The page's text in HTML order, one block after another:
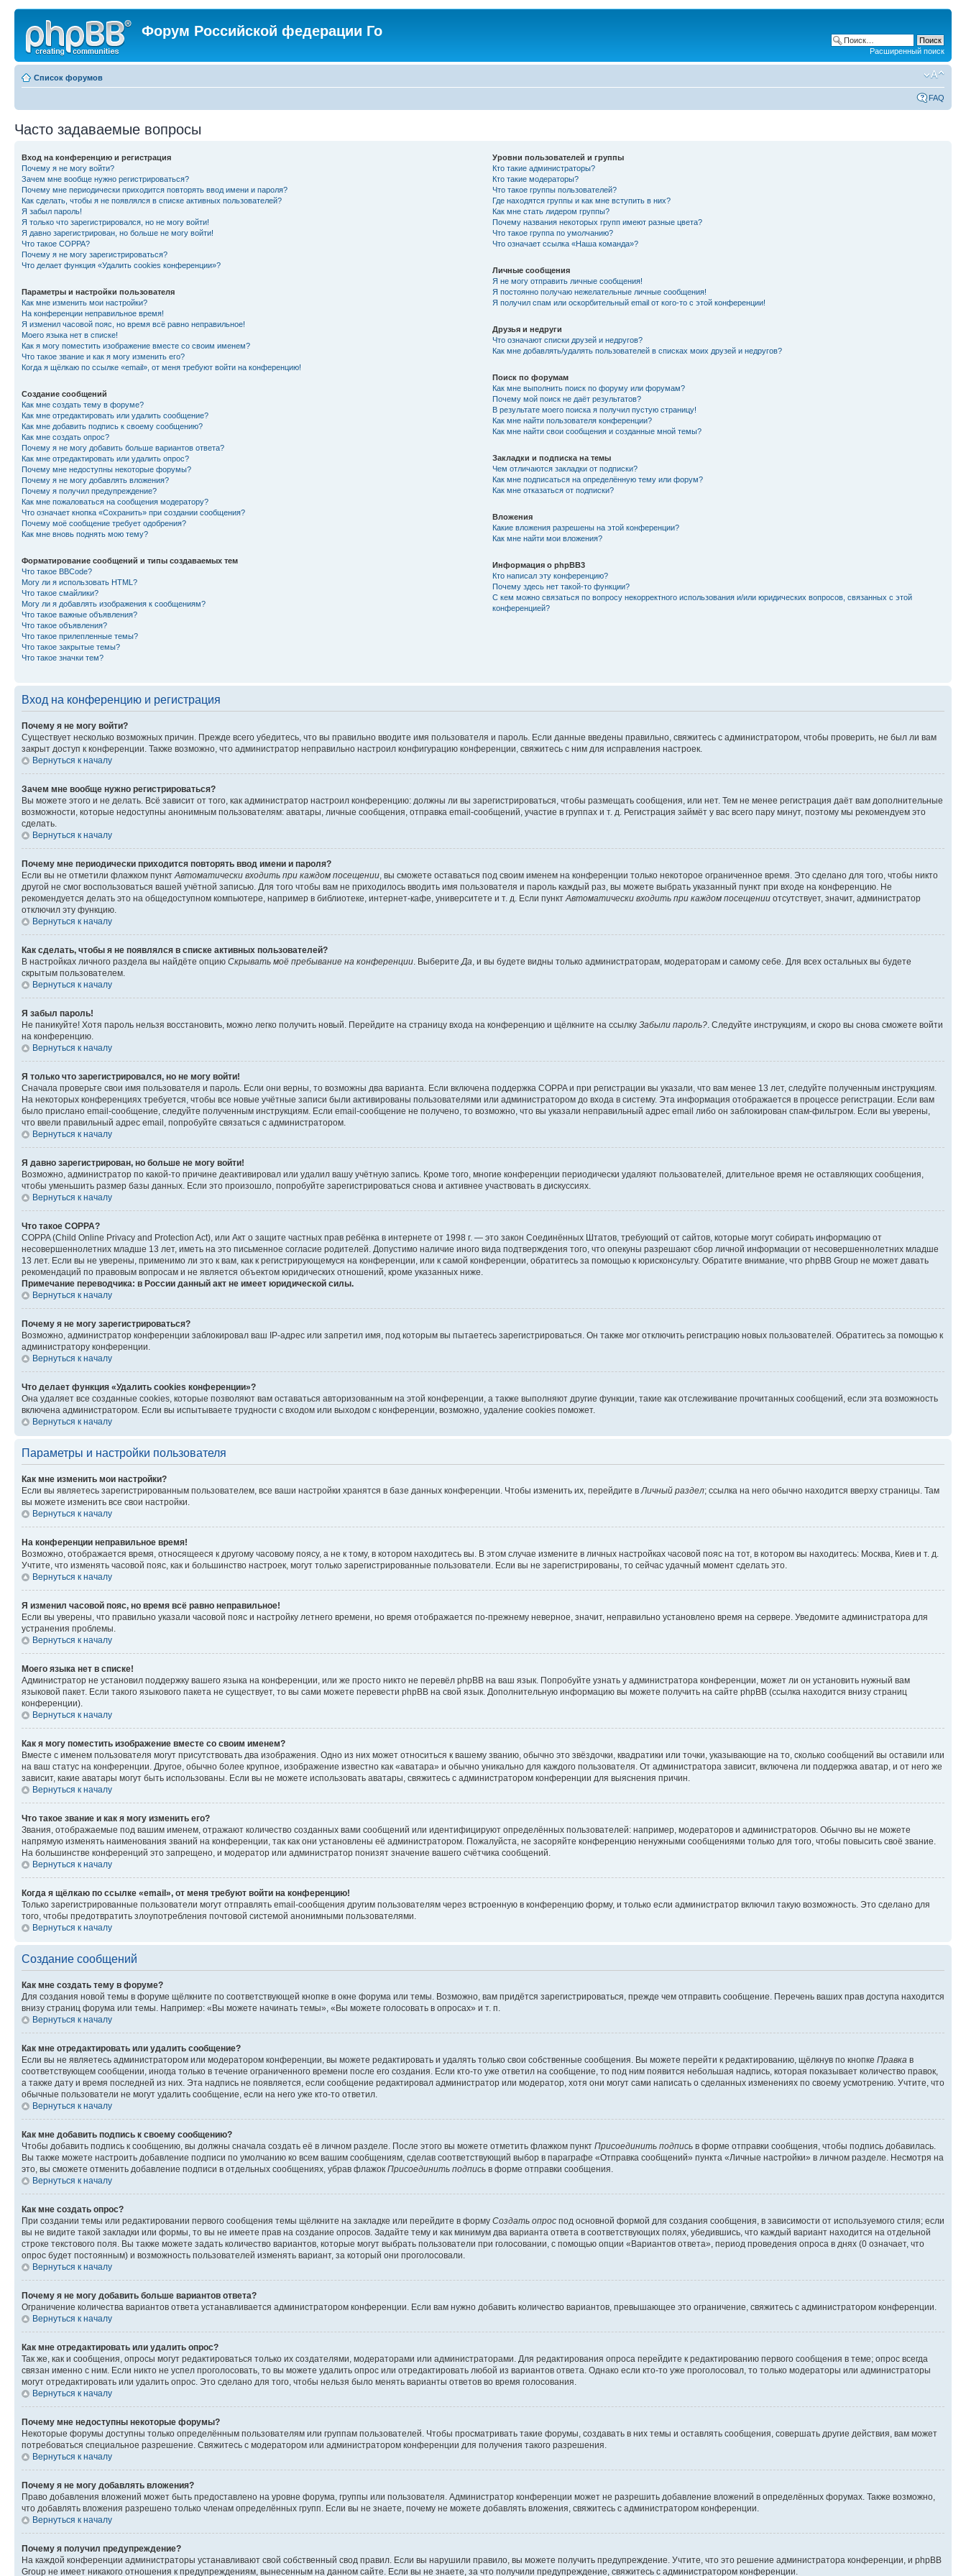
Форум Российской федерации Го
Расширенный поиск
Список форумов
FAQ
Часто задаваемые вопросы
Вход на конференцию и регистрация
Почему я не могу войти?
Зачем мне вообще нужно регистрироваться?
Почему мне периодически приходится повторять ввод имени и пароля?
Как сделать, чтобы я не появлялся в списке активных пользователей?
Я забыл пароль!
Я только что зарегистрировался, но не могу войти!
Я давно зарегистрирован, но больше не могу войти!
Что такое COPPA?
Почему я не могу зарегистрироваться?
Что делает функция «Удалить cookies конференции»?
Параметры и настройки пользователя
Как мне изменить мои настройки?
На конференции неправильное время!
Я изменил часовой пояс, но время всё равно неправильное!
Моего языка нет в списке!
Как я могу поместить изображение вместе со своим именем?
Что такое звание и как я могу изменить его?
Когда я щёлкаю по ссылке «email», от меня требуют войти на конференцию!
Создание сообщений
Как мне создать тему в форуме?
Как мне отредактировать или удалить сообщение?
Как мне добавить подпись к своему сообщению?
Как мне создать опрос?
Почему я не могу добавить больше вариантов ответа?
Как мне отредактировать или удалить опрос?
Почему мне недоступны некоторые форумы?
Почему я не могу добавлять вложения?
Почему я получил предупреждение?
Как мне пожаловаться на сообщения модератору?
Что означает кнопка «Сохранить» при создании сообщения?
Почему моё сообщение требует одобрения?
Как мне вновь поднять мою тему?
Форматирование сообщений и типы создаваемых тем
Что такое BBCode?
Могу ли я использовать HTML?
Что такое смайлики?
Могу ли я добавлять изображения к сообщениям?
Что такое важные объявления?
Что такое объявления?
Что такое прилепленные темы?
Что такое закрытые темы?
Что такое значки тем?
Уровни пользователей и группы
Кто такие администраторы?
Кто такие модераторы?
Что такое группы пользователей?
Где находятся группы и как мне вступить в них?
Как мне стать лидером группы?
Почему названия некоторых групп имеют разные цвета?
Что такое группа по умолчанию?
Что означает ссылка «Наша команда»?
Личные сообщения
Я не могу отправить личные сообщения!
Я постоянно получаю нежелательные личные сообщения!
Я получил спам или оскорбительный email от кого-то с этой конференции!
Друзья и недруги
Что означают списки друзей и недругов?
Как мне добавлять/удалять пользователей в списках моих друзей и недругов?
Поиск по форумам
Как мне выполнить поиск по форуму или форумам?
Почему мой поиск не даёт результатов?
В результате моего поиска я получил пустую страницу!
Как мне найти пользователя конференции?
Как мне найти свои сообщения и созданные мной темы?
Закладки и подписка на темы
Чем отличаются закладки от подписки?
Как мне подписаться на определённую тему или форум?
Как мне отказаться от подписки?
Вложения
Какие вложения разрешены на этой конференции?
Как мне найти мои вложения?
Информация о phpBB3
Кто написал эту конференцию?
Почему здесь нет такой-то функции?
С кем можно связаться по вопросу некорректного использования и/или юридических вопросов, связанных с этой
конференцией?
Вход на конференцию и регистрация
Почему я не могу войти?
Существует несколько возможных причин. Прежде всего убедитесь, что вы правильно вводите имя пользователя и пароль. Если данные введены правильно, свяжитесь с администратором, чтобы проверить, не был ли вам
закрыт доступ к конференции. Также возможно, что администратор неправильно настроил конфигурацию конференции, свяжитесь с ним для исправления настроек.
Вернуться к началу
Зачем мне вообще нужно регистрироваться?
Вы можете этого и не делать. Всё зависит от того, как администратор настроил конференцию: должны ли вы зарегистрироваться, чтобы размещать сообщения, или нет. Тем не менее регистрация даёт вам дополнительные
возможности, которые недоступны анонимным пользователям: аватары, личные сообщения, отправка email-сообщений, участие в группах и т. д. Регистрация займёт у вас всего пару минут, поэтому мы рекомендуем это
сделать.
Вернуться к началу
Почему мне периодически приходится повторять ввод имени и пароля?
Если вы не отметили флажком пунктАвтоматически входить при каждом посещении, вы сможете оставаться под своим именем на конференции только некоторое ограниченное время. Это сделано для того, чтобы никто
другой не смог воспользоваться вашей учётной записью. Для того чтобы вам не приходилось вводить имя пользователя и пароль каждый раз, вы можете выбрать указанный пункт при входе на конференцию. Не
рекомендуется делать это на общедоступном компьютере, например в библиотеке, интернет-кафе, университете и т. д. Если пунктАвтоматически входить при каждом посещении отсутствует, значит, администратор
отключил эту функцию.
Вернуться к началу
Как сделать, чтобы я не появлялся в списке активных пользователей?
В настройках личного раздела вы найдёте опцию Скрывать моё пребывание на конференции. ВыберитеДа, и вы будете видны только администраторам, модераторам и самому себе. Для всех остальных вы будете
скрытым пользователем.
Вернуться к началу
Я забыл пароль!
Не паникуйте! Хотя пароль нельзя восстановить, можно легко получить новый. Перейдите на страницу входа на конференцию и щёлкните на ссылку Забыли пароль?. Следуйте инструкциям, и скоро вы снова сможете войти
на конференцию.
Вернуться к началу
Я только что зарегистрировался, но не могу войти!
Сначала проверьте свои имя пользователя и пароль. Если они верны, то возможны два варианта. Если включена поддержка COPPA и при регистрации вы указали, что вам менее 13 лет, следуйте полученным инструкциям.
На некоторых конференциях требуется, чтобы все новые учётные записи были активированы пользователями или администратором до входа в систему. Эта информация отображается в процессе регистрации. Если вам
было прислано email-сообщение, следуйте полученным инструкциям. Если email-сообщение не получено, то возможно, что вы указали неправильный адрес email либо он заблокирован спам-фильтром. Если вы уверены,
что ввели правильный адрес email, попробуйте связаться с администратором.
Вернуться к началу
Я давно зарегистрирован, но больше не могу войти!
Возможно, администратор по какой-то причине деактивировал или удалил вашу учётную запись. Кроме того, многие конференции периодически удаляют пользователей, длительное время не оставляющих сообщения,
чтобы уменьшить размер базы данных. Если это произошло, попробуйте зарегистрироваться снова и активнее участвовать в дискуссиях.
Вернуться к началу
Что такое COPPA?
COPPA (Child Online Privacy and Protection Act), или Акт о защите частных прав ребёнка в интернете от 1998 г. — это закон Соединённых Штатов, требующий от сайтов, которые могут собирать информацию от
несовершеннолетних младше 13 лет, иметь на это письменное согласие родителей. Допустимо наличие иного вида подтверждения того, что опекуны разрешают сбор личной информации от несовершеннолетних младше
13 лет. Если вы не уверены, применимо ли это к вам, как к регистрирующемуся на конференции, или к самой конференции, обратитесь за помощью к юрисконсульту. Обратите внимание, что phpBB Group не может давать
рекомендаций по правовым вопросам и не является объектом юридических отношений, кроме указанных ниже.
Примечание переводчика: в России данный акт не имеет юридической силы.
Вернуться к началу
Почему я не могу зарегистрироваться?
Возможно, администратор конференции заблокировал ваш IP-адрес или запретил имя, под которым вы пытаетесь зарегистрироваться. Он также мог отключить регистрацию новых пользователей. Обратитесь за помощью к
администратору конференции.
Вернуться к началу
Что делает функция «Удалить cookies конференции»?
Она удаляет все созданные cookies, которые позволяют вам оставаться авторизованным на этой конференции, а также выполняют другие функции, такие как отслеживание прочитанных сообщений, если эта возможность
включена администратором. Если вы испытываете трудности с входом или выходом с конференции, возможно, удаление cookies поможет.
Вернуться к началу
Параметры и настройки пользователя
Как мне изменить мои настройки?
Если вы являетесь зарегистрированным пользователем, все ваши настройки хранятся в базе данных конференции. Чтобы изменить их, перейдите вЛичный раздел; ссылка на него обычно находится вверху страницы. Там
вы можете изменить все свои настройки.
Вернуться к началу
На конференции неправильное время!
Возможно, отображается время, относящееся к другому часовому поясу, а не к тому, в котором находитесь вы. В этом случае измените в личных настройках часовой пояс на тот, в котором вы находитесь: Москва, Киев и т. д.
Учтите, что изменять часовой пояс, как и большинство настроек, могут только зарегистрированные пользователи. Если вы не зарегистрированы, то сейчас удачный момент сделать это.
Вернуться к началу
Я изменил часовой пояс, но время всё равно неправильное!
Если вы уверены, что правильно указали часовой пояс и настройку летнего времени, но время отображается по-прежнему неверное, значит, неправильно установлено время на сервере. Уведомите администратора для
устранения проблемы.
Вернуться к началу
Моего языка нет в списке!
Администратор не установил поддержку вашего языка на конференции, или же просто никто не перевёл phpBB на ваш язык. Попробуйте узнать у администратора конференции, может ли он установить нужный вам
языковой пакет. Если такого языкового пакета не существует, то вы сами можете перевести phpBB на свой язык. Дополнительную информацию вы можете получить на сайте phpBB (ссылка находится внизу страниц
конференции).
Вернуться к началу
Как я могу поместить изображение вместе со своим именем?
Вместе с именем пользователя могут присутствовать два изображения. Одно из них может относиться к вашему званию, обычно это звёздочки, квадратики или точки, указывающие на то, сколько сообщений вы оставили или
на ваш статус на конференции. Другое, обычно более крупное, изображение известно как «аватара» и обычно уникально для каждого пользователя. От администратора зависит, включена ли поддержка аватар, и от него же
зависит, какие аватары могут быть использованы. Если вы не можете использовать аватары, свяжитесь с администратором конференции для выяснения причин.
Вернуться к началу
Что такое звание и как я могу изменить его?
Звания, отображаемые под вашим именем, отражают количество созданных вами сообщений или идентифицируют определённых пользователей: например, модераторов и администраторов. Обычно вы не можете
напрямую изменять наименования званий на конференции, так как они установлены её администратором. Пожалуйста, не засоряйте конференцию ненужными сообщениями только для того, чтобы повысить своё звание.
На большинстве конференций это запрещено, и модератор или администратор понизят значение вашего счётчика сообщений.
Вернуться к началу
Когда я щёлкаю по ссылке «email», от меня требуют войти на конференцию!
Только зарегистрированные пользователи могут отправлять email-сообщения другим пользователям через встроенную в конференцию форму, и только если администратор включил такую возможность. Это сделано для
того, чтобы предотвратить злоупотребления почтовой системой анонимными пользователями.
Вернуться к началу
Создание сообщений
Как мне создать тему в форуме?
Для создания новой темы в форуме щёлкните по соответствующей кнопке в окне форума или темы. Возможно, вам придётся зарегистрироваться, прежде чем отправить сообщение. Перечень ваших прав доступа находится
внизу страниц форума или темы. Например: «Вы можете начинать темы», «Вы можете голосовать в опросах» и т. п.
Вернуться к началу
Как мне отредактировать или удалить сообщение?
Если вы не являетесь администратором или модератором конференции, вы можете редактировать и удалять только свои собственные сообщения. Вы можете перейти к редактированию, щёлкнув по кнопке Правка в
соответствующем сообщении, иногда только в течение ограниченного времени после его создания. Если кто-то уже ответил на сообщение, то под ним появится небольшая надпись, которая показывает количество правок,
а также дату и время последней из них. Эта надпись не появляется, если сообщение редактировал администратор или модератор, хотя они могут сами написать о сделанных изменениях по своему усмотрению. Учтите, что
обычные пользователи не могут удалить сообщение, если на него уже кто-то ответил.
Вернуться к началу
Как мне добавить подпись к своему сообщению?
Чтобы добавить подпись к сообщению, вы должны сначала создать её в личном разделе. После этого вы можете отметить флажком пункт Присоединить подпись в форме отправки сообщения, чтобы подпись добавилась.
Вы также можете настроить добавление подписи по умолчанию ко всем вашим сообщениям, сделав соответствующий выбор в параграфе «Отправка сообщений» пункта «Личные настройки» в личном разделе. Несмотря на
это, вы сможете отменить добавление подписи в отдельных сообщениях, убрав флажок Присоединить подпись в форме отправки сообщения.
Вернуться к началу
Как мне создать опрос?
При создании темы или редактировании первого сообщения темы щёлкните на закладке или перейдите в форму Создать опрос под основной формой для создания сообщения, в зависимости от используемого стиля; если
вы не видите такой закладки или формы, то вы не имеете прав на создание опросов. Задайте тему и как минимум два варианта ответа в соответствующих полях, убедившись, что каждый вариант находится на отдельной
строке текстового поля. Вы также можете задать количество вариантов, которые могут выбрать пользователи при голосовании, с помощью опции «Вариантов ответа», период проведения опроса в днях (0 означает, что
опрос будет постоянным) и возможность пользователей изменять вариант, за который они проголосовали.
Вернуться к началу
Почему я не могу добавить больше вариантов ответа?
Ограничение количества вариантов ответа устанавливается администратором конференции. Если вам нужно добавить количество вариантов, превышающее это ограничение, свяжитесь с администратором конференции.
Вернуться к началу
Как мне отредактировать или удалить опрос?
Так же, как и сообщения, опросы могут редактироваться только их создателями, модераторами или администраторами. Для редактирования опроса перейдите к редактированию первого сообщения в теме; опрос всегда
связан именно с ним. Если никто не успел проголосовать, то вы можете удалить опрос или отредактировать любой из вариантов ответа. Однако если кто-то уже проголосовал, то только модераторы или администраторы
могут отредактировать или удалить опрос. Это сделано для того, чтобы нельзя было менять варианты ответов во время голосования.
Вернуться к началу
Почему мне недоступны некоторые форумы?
Некоторые форумы доступны только определённым пользователям или группам пользователей. Чтобы просматривать такие форумы, создавать в них темы и оставлять сообщения, совершать другие действия, вам может
потребоваться специальное разрешение. Свяжитесь с модератором или администратором конференции для получения такого разрешения.
Вернуться к началу
Почему я не могу добавлять вложения?
Право добавления вложений может быть предоставлено на уровне форума, группы или пользователя. Администратор конференции может не разрешить добавление вложений в определённых форумах. Также возможно,
что добавлять вложения разрешено только членам определённых групп. Если вы не знаете, почему не можете добавлять вложения, свяжитесь с администратором конференции.
Вернуться к началу
Почему я получил предупреждение?
На каждой конференции администраторы устанавливают свой собственный свод правил. Если вы нарушили правило, вы можете получить предупреждение. Учтите, что это решение администратора конференции, и phpBB
Group не имеет никакого отношения к предупреждениям, вынесенным на данном сайте. Если вы не знаете, за что получили предупреждение, свяжитесь с администратором конференции.